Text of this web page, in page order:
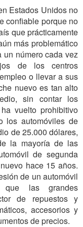
Estados Unidos no
confiable porque no
que prácticamente
más problemático
número cada vez
de los centros
o llevar a sus
nuevo es tan alto
sin contar los
vuelto prohibitivo
los automóviles de
de 25.000 dólares,
la mayoría de las
de segunda
hace 15 años.
de un automóvil
las grandes
de repuestos y
accesorios y
de precios.